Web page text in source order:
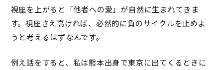
視座を上がると「他者への愛」が自然に生まれてきま
す。視座さえ高ければ、必然的に負のサイクルを止めよ
うと考えるはずなんです。
例え話をすると、私は熊本出身で東京に出てくるときに